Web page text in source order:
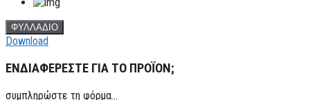
ΦΥΛΛΑΔΙΟ
Download
ΕΝΔΙΑΦΕΡΕΣΤΕ ΓΙΑ ΤΟ ΠΡΟΪΟΝ;
συμπληρώστε τη φόρμα...